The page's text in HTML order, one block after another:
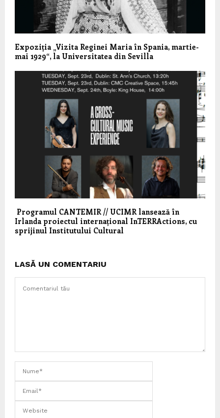
Expoziția „Vizita Reginei Maria în Spania, martie-
mai 1929“, la Universitatea din Sevilla
Programul CANTEMIR // UCIMR lansează în
Irlanda proiectul internațional InTERRActions, cu
sprijinul Institutului Cultural
LASĂ UN COMENTARIU